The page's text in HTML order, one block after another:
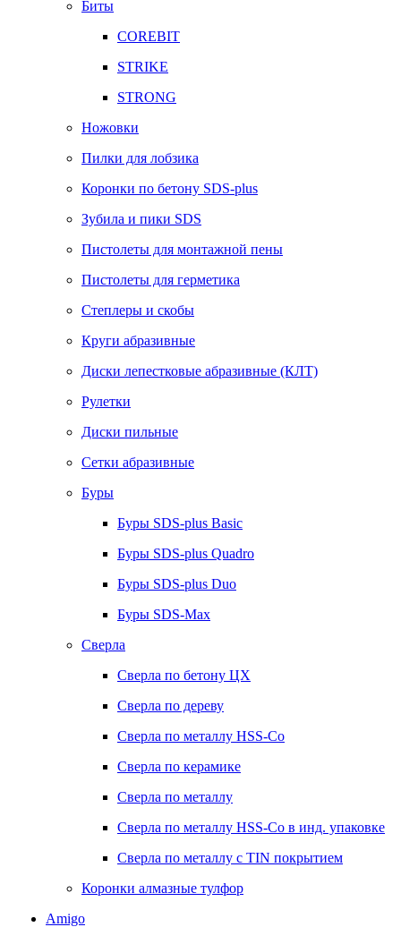
Биты
COREBIT
STRIKE
STRONG
Ножовки
Пилки для лобзика
Коронки по бетону SDS-plus
Зубила и пики SDS
Пистолеты для монтажной пены
Пистолеты для герметика
Степлеры и скобы
Круги абразивные
Диски лепестковые абразивные (КЛТ)
Рулетки
Диски пильные
Сетки абразивные
Буры
Буры SDS-plus Basic
Буры SDS-plus Quadro
Буры SDS-plus Duo
Буры SDS-Max
Сверла
Сверла по бетону ЦХ
Сверла по дереву
Сверла по металлу HSS-Co
Сверла по керамике
Сверла по металлу
Сверла по металлу HSS-Co в инд. упаковке
Сверла по металлу с TIN покрытием
Коронки алмазные тулфор
Amigo